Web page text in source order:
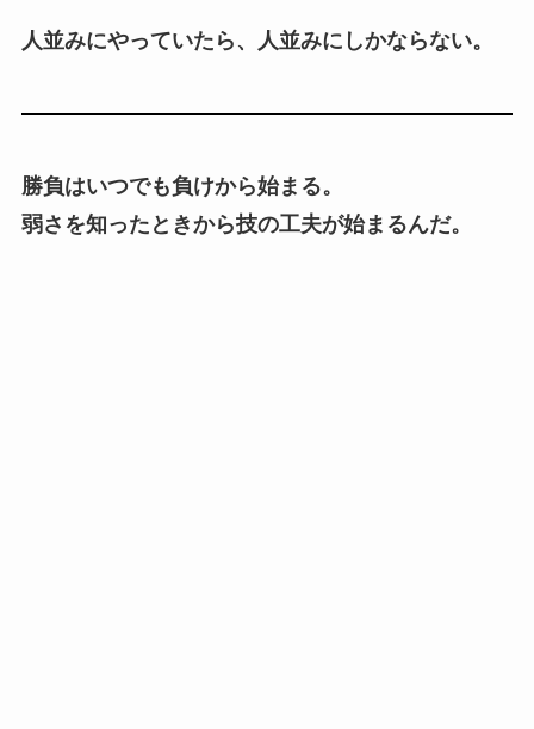
人並みにやっていたら、人並みにしかならない。
勝負はいつでも負けから始まる。
弱さを知ったときから技の工夫が始まるんだ。